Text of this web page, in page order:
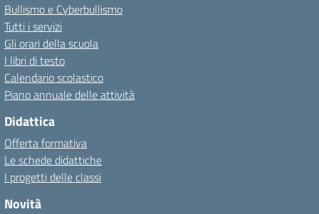
Bullismo e Cyberbullismo
Tutti i servizi
Gli orari della scuola
I libri di testo
Calendario scolastico
Piano annuale delle attività
Didattica
Offerta formativa
Le schede didattiche
I progetti delle classi
Novità